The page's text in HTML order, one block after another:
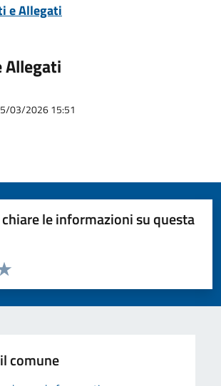
e Allegati
Allegati
03/2026 15:51
le informazioni su questa
la pagina
5 stelle su 5
4 stelle su 5
su 5
su 5
5
comune